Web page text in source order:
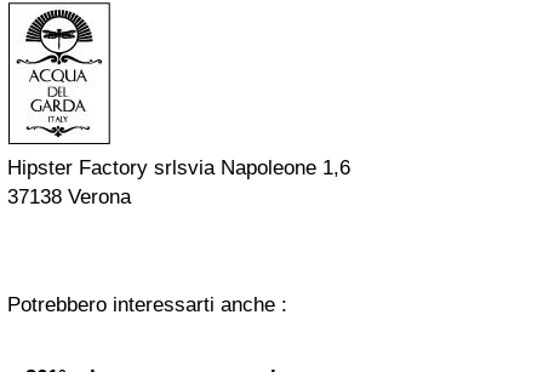
Hipster Factory srlsvia Napoleone 1,6
37138 Verona
Potrebbero interessarti anche :